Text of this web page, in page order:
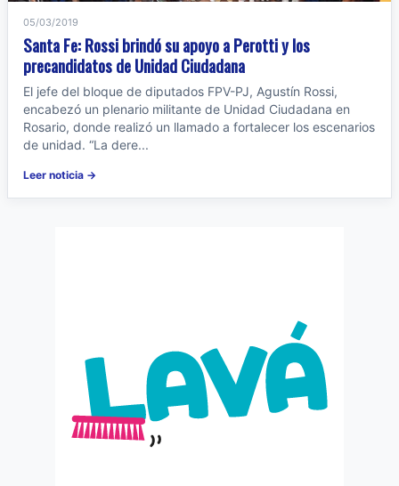
05/03/2019
Santa Fe: Rossi brindó su apoyo a Perotti y los
precandidatos de Unidad Ciudadana
El jefe del bloque de diputados FPV-PJ, Agustín Rossi,
encabezó un plenario militante de Unidad Ciudadana en
Rosario, donde realizó un llamado a fortalecer los escenarios
de unidad. “La dere...
Leer noticia →